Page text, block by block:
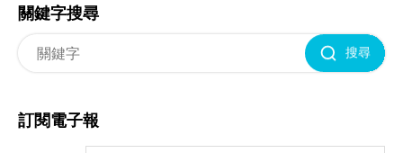
關鍵字搜尋
搜尋
訂閱電子報